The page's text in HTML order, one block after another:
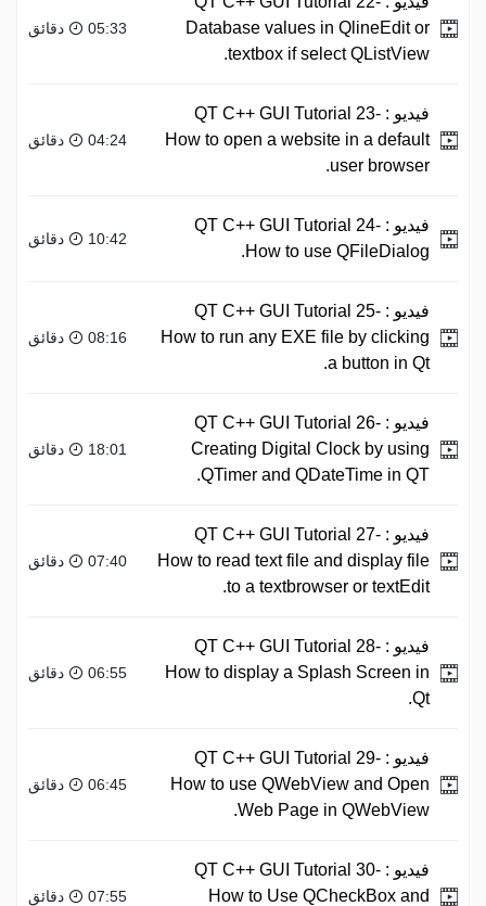
Database values in QlineEdit or
textbox if select QListView.
05:33 دقائق
فيديو : QT C++ GUI Tutorial 23-
How to open a website in a default
user browser.
04:24 دقائق
فيديو : QT C++ GUI Tutorial 24-
How to use QFileDialog.
10:42 دقائق
فيديو : QT C++ GUI Tutorial 25-
How to run any EXE file by clicking
a button in Qt.
08:16 دقائق
فيديو : QT C++ GUI Tutorial 26-
Creating Digital Clock by using
QTimer and QDateTime in QT.
18:01 دقائق
فيديو : QT C++ GUI Tutorial 27-
How to read text file and display file
to a textbrowser or textEdit.
07:40 دقائق
فيديو : QT C++ GUI Tutorial 28-
How to display a Splash Screen in
Qt.
06:55 دقائق
فيديو : QT C++ GUI Tutorial 29-
How to use QWebView and Open
Web Page in QWebView.
06:45 دقائق
فيديو : QT C++ GUI Tutorial 30-
How to Use QCheckBox and
07:55 دقائق